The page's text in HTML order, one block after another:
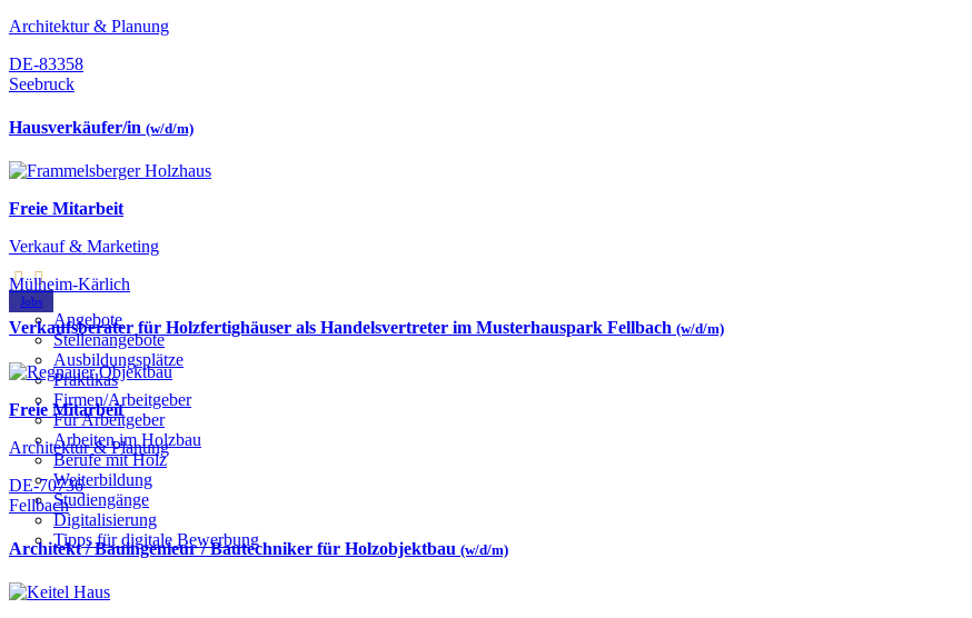
Jobs
Angebote
Stellenangebote
Ausbildungsplätze
Praktikas
Firmen/Arbeitgeber
Für Arbeitgeber
Arbeiten im Holzbau
Berufe mit Holz
Weiterbildung
Studiengänge
Digitalisierung
Tipps für digitale Bewerbung
Architektur & Planung
DE-83358
Seebruck
Hausverkäufer/in (w/d/m)
Freie Mitarbeit
Verkauf & Marketing
Mülheim-Kärlich
Verkaufsberater für Holzfertighäuser als Handelsvertreter im Musterhauspark Fellbach (w/d/m)
Freie Mitarbeit
Architektur & Planung
DE-70736
Fellbach
Architekt / Bauingenieur / Bautechniker für Holzobjektbau (w/d/m)